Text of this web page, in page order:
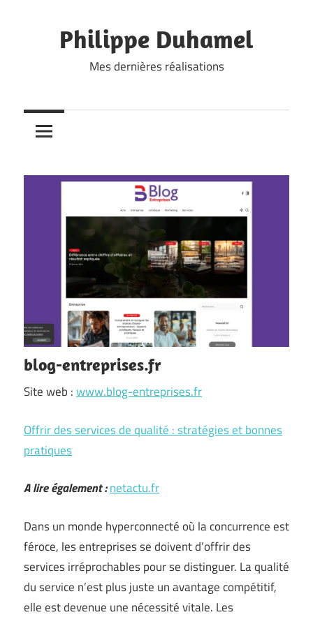
contentPhilippe Duhamel
Mes dernières réalisations
blog-entreprises.fr
Site web :www.blog-entreprises.fr
Offrir des services de qualité : stratégies et bonnes
pratiques
A lire également :netactu.fr
Dans un monde hyperconnecté où la concurrence est
féroce, les entreprises se doivent d’offrir des
services irréprochables pour se distinguer. La qualité
du service n’est plus juste un avantage compétitif,
elle est devenue une nécessité vitale. Les